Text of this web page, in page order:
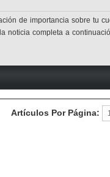
de importancia sobre tu
completa a
Artículos Por Página: